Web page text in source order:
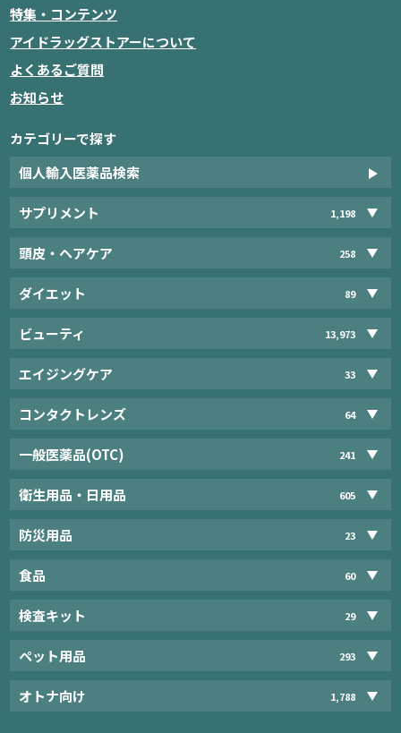
特集・コンテンツ
アイドラッグストアーについて
よくあるご質問
お知らせ
カテゴリーで探す
個人輸入医薬品検索
サプリメント 1,198
頭皮・ヘアケア 258
ダイエット 89
ビューティ 13,973
エイジングケア 33
コンタクトレンズ 64
一般医薬品(OTC) 241
衛生用品・日用品 605
防災用品 23
食品 60
検査キット 29
ペット用品 293
オトナ向け 1,788